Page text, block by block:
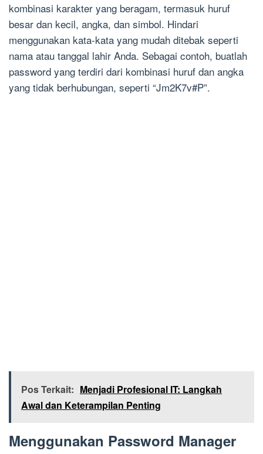
kombinasi karakter yang beragam, termasuk huruf
besar dan kecil, angka, dan simbol. Hindari
menggunakan kata-kata yang mudah ditebak seperti
nama atau tanggal lahir Anda. Sebagai contoh, buatlah
password yang terdiri dari kombinasi huruf dan angka
yang tidak berhubungan, seperti “Jm2K7v#P”.
Pos Terkait: Menjadi Profesional IT: Langkah
Awal dan Keterampilan Penting
Menggunakan Password Manager